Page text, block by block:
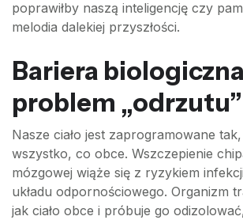
poprawiłby naszą inteligencję czy
melodia dalekiej przyszłości.
Bariera
problem „odrzutu”
Nasze ciało jest zaprogramowane
wszystko, co obce. Wszczepienie
mózgowej wiąże się z ryzykiem
układu odpornościowego. Organizm
jak ciało obce i próbuje go